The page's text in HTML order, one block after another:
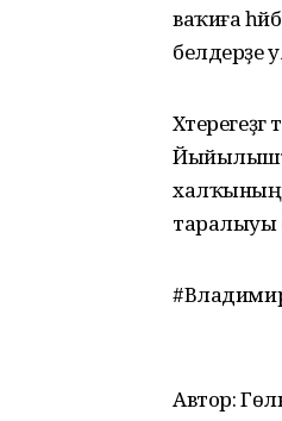
ваҡиға
белдерҙе
Йыйылышҡа
халҡының
таралыуы
Автор: